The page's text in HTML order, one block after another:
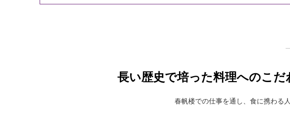
長い歴史で培った料理へのこ
春帆楼での仕事を通し、食に携わる